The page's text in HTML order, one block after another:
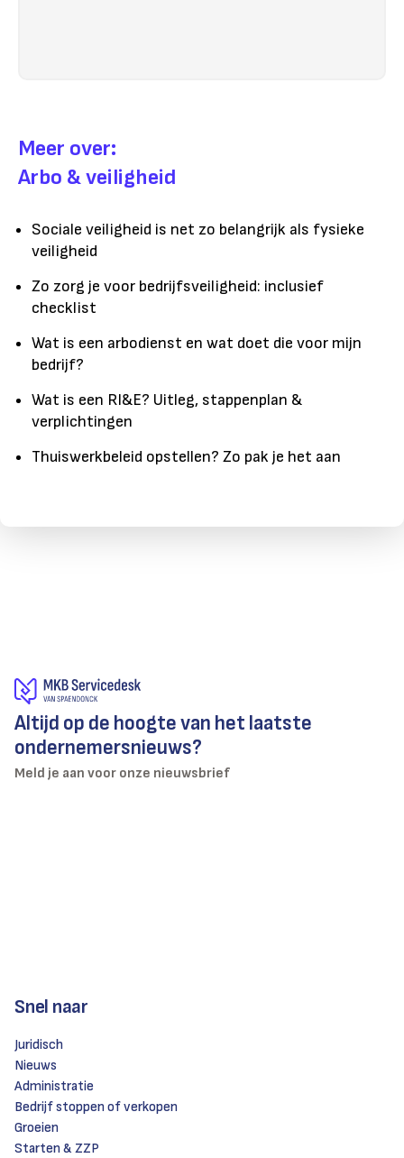
Meer over:
Arbo & veiligheid
Sociale veiligheid is net zo belangrijk als fysieke
veiligheid
Zo zorg je voor bedrijfsveiligheid: inclusief
checklist
Wat is een arbodienst en wat doet die voor mijn
bedrijf?
Wat is een RI&E? Uitleg, stappenplan &
verplichtingen
Thuiswerkbeleid opstellen? Zo pak je het aan
Altijd op de hoogte van het laatste
ondernemersnieuws?
Meld je aan voor onze nieuwsbrief
Snel naar
Juridisch
Nieuws
Administratie
Bedrijf stoppen of verkopen
Groeien
Starten & ZZP